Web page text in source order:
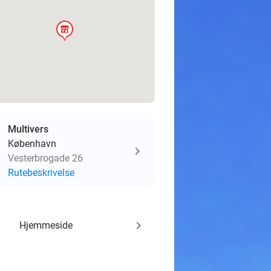
store
Multivers
København
Vesterbrogade 26
Rutebeskrivelse
Hjemmeside keyboard_arrow_right